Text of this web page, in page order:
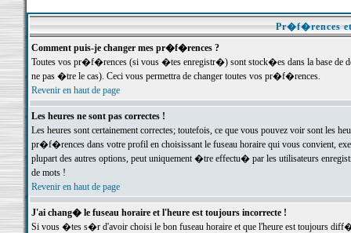
Pr�f�rences
Comment puis-je changer mes pr�f�rences ?
Toutes vos pr�f�rences (si vous �tes enregistr�) sont stock�es dans la base de
ne pas �tre le cas). Ceci vous permettra de changer toutes vos pr�f�rences.
Revenir en haut de page
Les heures ne sont pas correctes !
Les heures sont certainement correctes; toutefois, ce que vous pouvez voir sont
pr�f�rences dans votre profil en choisissant le fuseau horaire qui vous convient,
plupart des autres options, peut uniquement �tre effectu� par les utilisateurs
de mots !
Revenir en haut de page
J'ai chang� le fuseau horaire et l'heure est toujours incorrecte !
Si vous �tes s�r d'avoir choisi le bon fuseau horaire et que l'heure est toujours